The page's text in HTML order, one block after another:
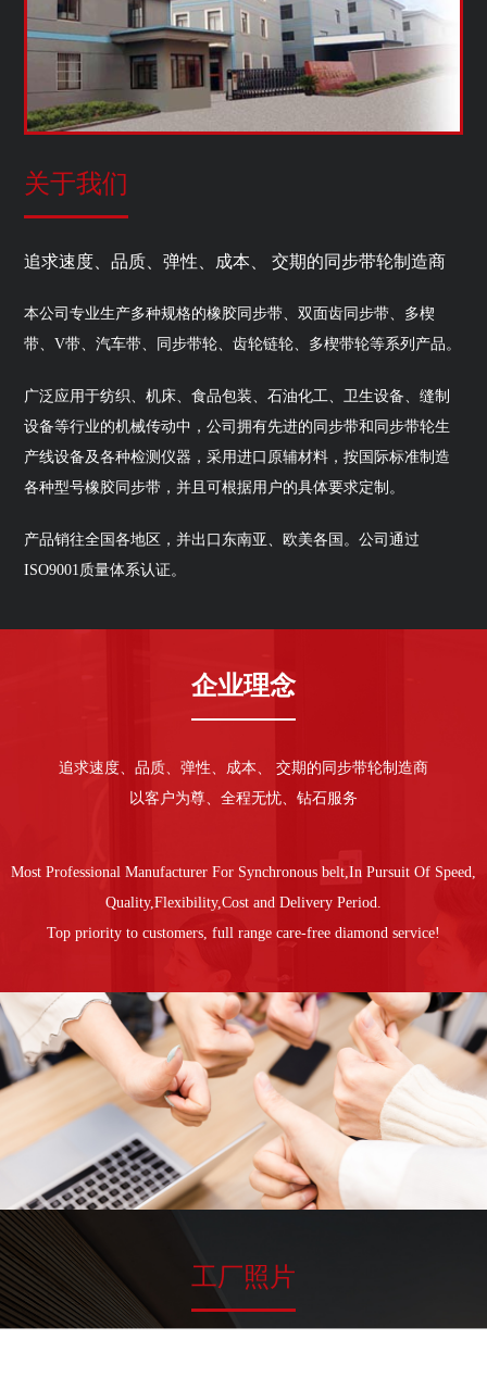
关于我们
追求速度、品质、弹性、成本、 交期的同步带轮制造商
本公司专业生产多种规格的橡胶同步带、双面齿同步带、多楔
带、V带、汽车带、同步带轮、齿轮链轮、多楔带轮等系列产品。
广泛应用于纺织、机床、食品包装、石油化工、卫生设备、缝制
设备等行业的机械传动中，公司拥有先进的同步带和同步带轮生
产线设备及各种检测仪器，采用进口原辅材料，按国际标准制造
各种型号橡胶同步带，并且可根据用户的具体要求定制。
产品销往全国各地区，并出口东南亚、欧美各国。公司通过
ISO9001质量体系认证。
企业理念
追求速度、品质、弹性、成本、 交期的同步带轮制造商
以客户为尊、全程无忧、钻石服务
Most Professional Manufacturer For Synchronous belt,In Pursuit Of Speed,
Quality,Flexibility,Cost and Delivery Period.
Top priority to customers, full range care-free diamond service!
工厂照片